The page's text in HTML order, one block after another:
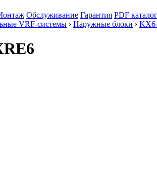
Обслуживание Гарантия PDF
VRF-системы › Наружные блоки ›